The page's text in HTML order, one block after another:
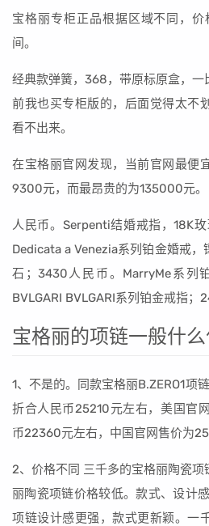
宝格丽专柜正品根据区域不同，
间。
经典款弹簧，368，带原标原盒，一
前我也买专柜版的，后面觉得太不
看不出来。
在宝格丽官网发现，当前官网最便
9300元，而最昂贵的为135000元。
人民币。Serpenti结婚戒指，18K
Dedicata a Venezia系列铂金婚戒
石；3430人民币。MarryMe系列
BVLGARI BVLGARI系列铂金戒指；
宝格丽的项链一般什
1、不是的。同款宝格丽B.ZERO1项
折合人民币25210元左右，美国官
币22360元左右，中国官网售价为
2、价格不同 三千多的宝格丽陶瓷
丽陶瓷项链价格较低。款式、设计
项链设计感更强，款式更新颖。一